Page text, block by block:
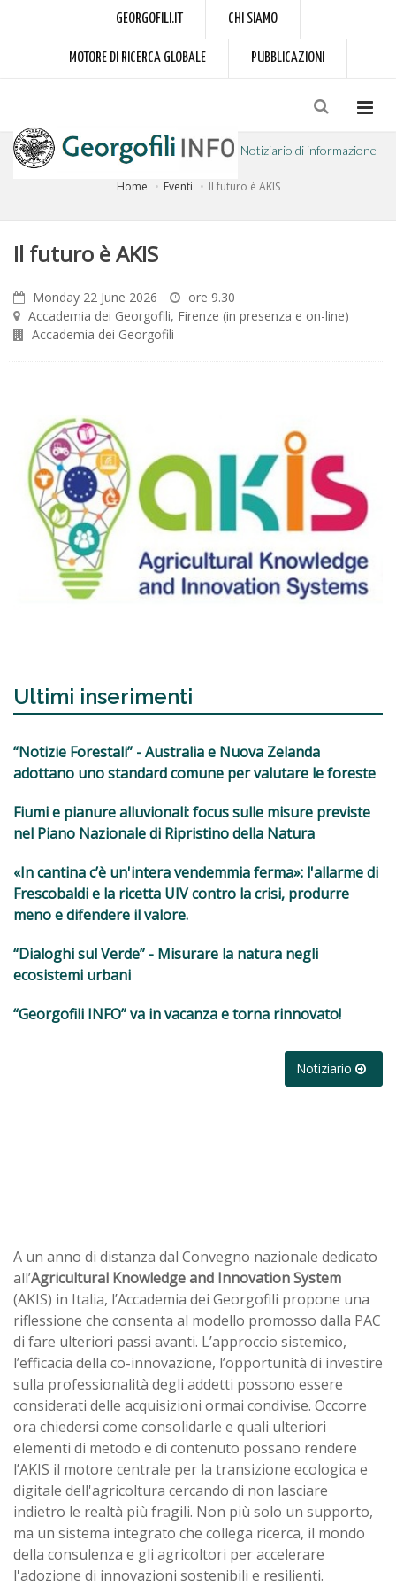
GEORGOFILI.IT CHI SIAMO
MOTORE DI RICERCA GLOBALE PUBBLICAZIONI
Notiziario di informazione
Home Eventi Il futuro è AKIS
Il futuro è AKIS
Monday 22 June 2026
ore 9.30
Accademia dei Georgofili, Firenze (in presenza e on-line)
Accademia dei Georgofili
Ultimi inserimenti
“Notizie Forestali” - Australia e Nuova Zelanda
adottano uno standard comune per valutare le foreste
Fiumi e pianure alluvionali: focus sulle misure previste
nel Piano Nazionale di Ripristino della Natura
«In cantina c’è un'intera vendemmia ferma»: l'allarme di
Frescobaldi e la ricetta UIV contro la crisi, produrre
meno e difendere il valore.
“Dialoghi sul Verde” - Misurare la natura negli
ecosistemi urbani
“Georgofili INFO” va in vacanza e torna rinnovato!
Notiziario
A un anno di distanza dal Convegno nazionale dedicato
all’Agricultural Knowledge and Innovation System
(AKIS) in Italia, l’Accademia dei Georgofili propone una
riflessione che consenta al modello promosso dalla PAC
di fare ulteriori passi avanti. L’approccio sistemico,
l’efficacia della co-innovazione, l’opportunità di investire
sulla professionalità degli addetti possono essere
considerati delle acquisizioni ormai condivise. Occorre
ora chiedersi come consolidarle e quali ulteriori
elementi di metodo e di contenuto possano rendere
l’AKIS il motore centrale per la transizione ecologica e
digitale dell'agricoltura cercando di non lasciare
indietro le realtà più fragili. Non più solo un supporto,
ma un sistema integrato che collega ricerca, il mondo
della consulenza e gli agricoltori per accelerare
l'adozione di innovazioni sostenibili e resilienti.